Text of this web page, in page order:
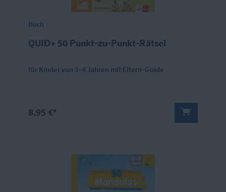
Buch
QUID+ 50 Punkt-zu-Punkt-Rätsel
für Kinder von 3–6 Jahren mit Eltern-Guide
8,95 €*